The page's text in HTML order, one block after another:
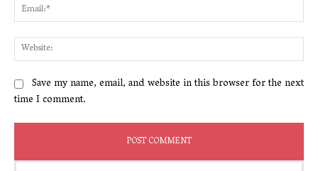
Save my name, email, and website in this browser for the next
time I comment.